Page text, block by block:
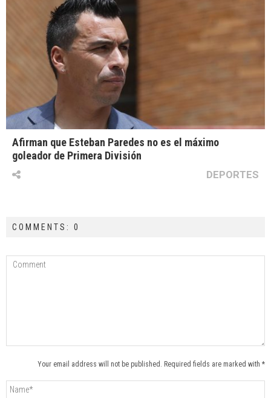
Afirman que Esteban Paredes no es el máximo
goleador de Primera División
DEPORTES
COMMENTS: 0
Your email address will not be published. Required fields are marked with *